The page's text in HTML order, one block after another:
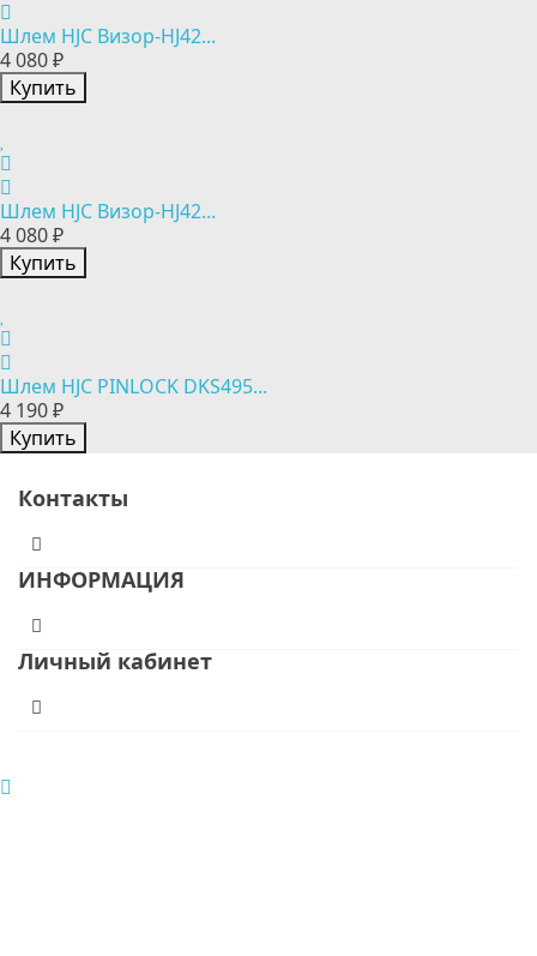
Шлем HJC Визор-HJ42...
4 080 ₽
Купить
Шлем HJC Визор-HJ42...
4 080 ₽
Купить
Шлем HJC PINLOCK DKS495...
4 190 ₽
Купить
Контакты
ИНФОРМАЦИЯ
Личный кабинет